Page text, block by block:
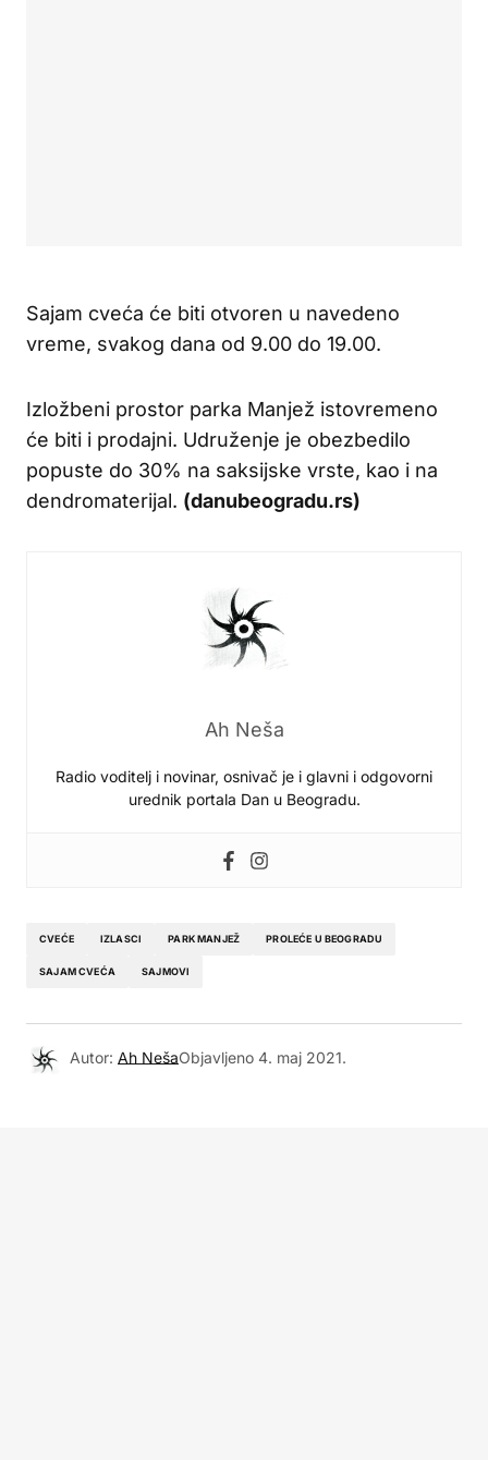
Sajam cveća će biti otvoren u navedeno
vreme, svakog dana od 9.00 do 19.00.
Izložbeni prostor parka Manjež istovremeno
će biti i prodajni. Udruženje je obezbedilo
popuste do 30% na saksijske vrste, kao i na
dendromaterijal. (danubeogradu.rs)
Ah Neša
Radio voditelj i novinar, osnivač je i glavni i odgovorni
urednik portala Dan u Beogradu.
CVEĆE IZLASCI PARK MANJEŽ PROLEĆE U BEOGRADU
SAJAM CVEĆA SAJMOVI
Autor: Ah NešaObjavljeno 4. maj 2021.